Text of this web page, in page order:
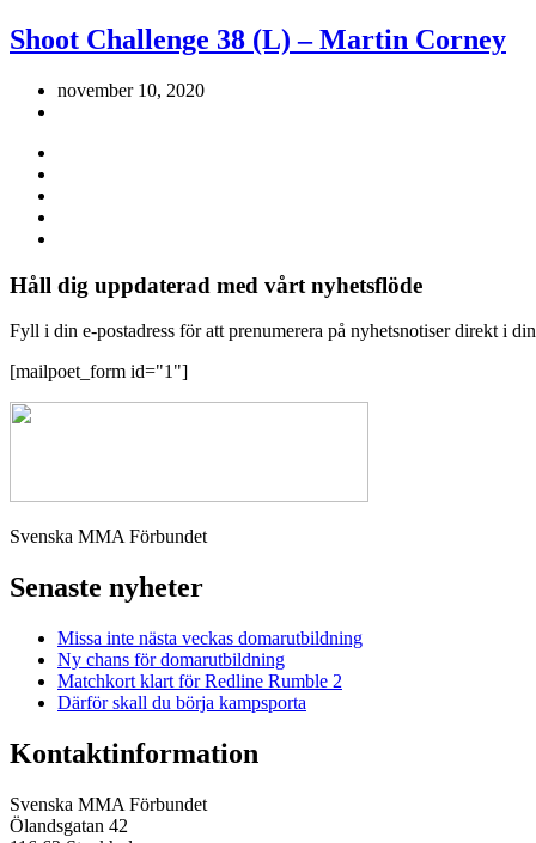
Shoot Challenge 38 (L) – Martin Corney
november 10, 2020
Håll dig uppdaterad med vårt nyhetsflöde
Fyll i din e-postadress för att prenumerera på nyhetsnotiser direkt i
[mailpoet_form id="1"]
Svenska MMA Förbundet
Senaste nyheter
Missa inte nästa veckas domarutbildning
Ny chans för domarutbildning
Matchkort klart för Redline Rumble 2
Därför skall du börja kampsporta
Kontaktinformation
Svenska MMA Förbundet
Ölandsgatan 42